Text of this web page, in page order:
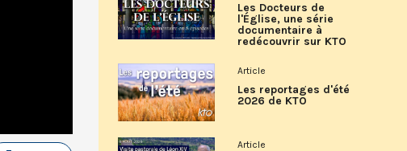
Les Docteurs de
l'Église, une série
documentaire à
redécouvrir sur KTO
Article
Les reportages d'été
2026 de KTO
Article